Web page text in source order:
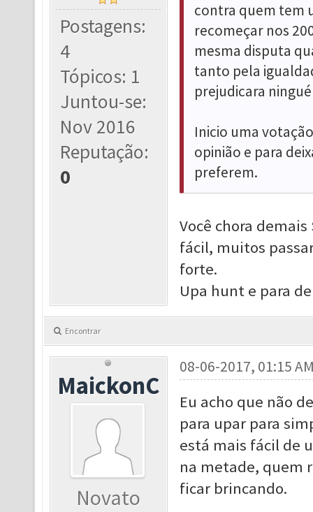
Postagens:
4
Tópicos: 1
Juntou-se:
Nov 2016
Reputação:
0
contra quem tem
recomeçar nos
mesma disputa
tanto pela
prejudicara
Inicio uma
opinião e para
preferem.
Você chora
fácil, muitos
forte.
Upa hunt e para
Encontrar
MaickonC
Novato
08-06-2017, 01:15
Eu acho que não
para upar para
está mais fácil de
na metade, quem
ficar brincando.